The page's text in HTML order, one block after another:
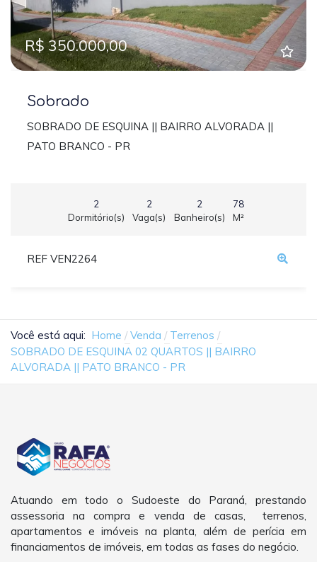
R$ 350.000,00
Sobrado
SOBRADO DE ESQUINA || BAIRRO ALVORADA ||
PATO BRANCO - PR
2
Dormitório(s)
2
Vaga(s)
2
Banheiro(s)
78
M²
REF VEN2264
Você está aqui: Home Venda
Terrenos
SOBRADO DE ESQUINA 02 QUARTOS || BAIRRO
ALVORADA || PATO BRANCO - PR
Atuando em todo o Sudoeste do Paraná, prestando
assessoria na compra e venda de casas, terrenos,
apartamentos e imóveis na planta, além de perícia em
financiamentos de imóveis, em todas as fases do negócio.